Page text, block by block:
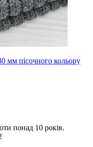
мм пісочного кольору
понад 10 років.